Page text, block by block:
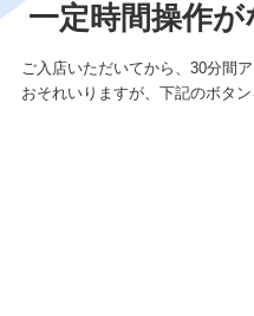
一定時間操作
ご入店いただいてから、30分間
おそれいりますが、下記のボタ